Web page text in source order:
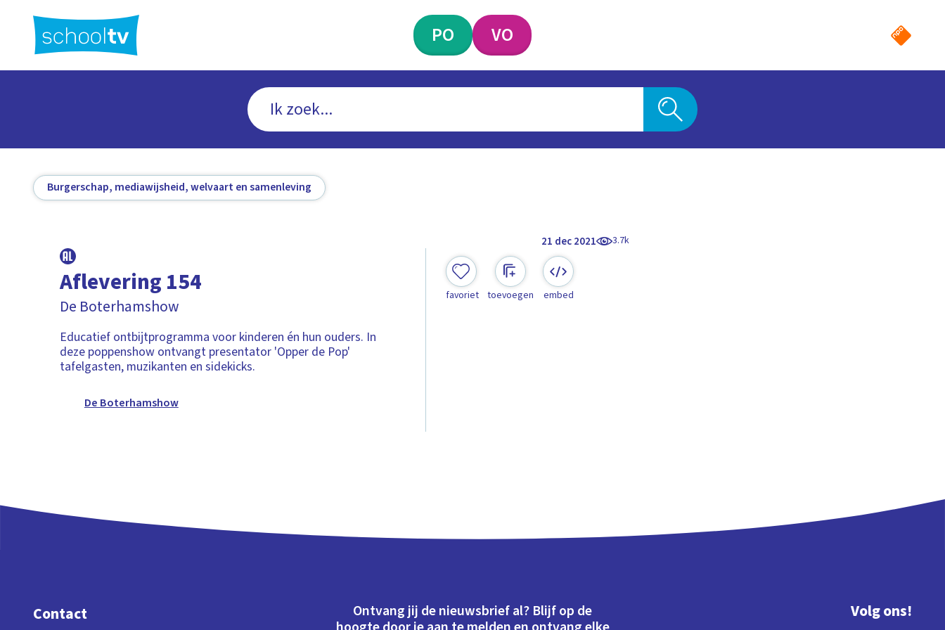
hoofdinhoud
PO VO
Burgerschap, mediawijsheid, welvaart en samenleving
21 dec 2021 3.7k
Aflevering 154
De Boterhamshow
Educatief ontbijtprogramma voor kinderen én hun ouders. In
deze poppenshow ontvangt presentator 'Opper de Pop'
tafelgasten, muzikanten en sidekicks.
De Boterhamshow
favoriet toevoegen embed
Contact
Ontvang jij de nieuwsbrief al? Blijf op de
Volg ons!